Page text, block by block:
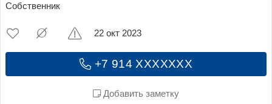
Собственник
+7 914 XXXXXXX
Добавить заметку
22 окт 2023